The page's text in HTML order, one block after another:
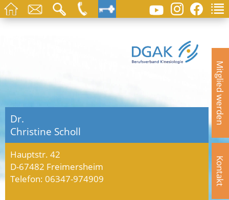
Mitglied werden
Kontakt
Dr.
Christine Scholl
Hauptstr. 42
D-67482 Freimersheim
Telefon: 06347-974909